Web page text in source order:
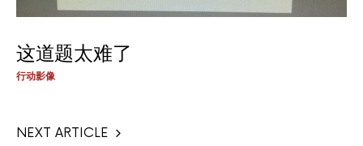
这道题太难了
行动影像
NEXT ARTICLE